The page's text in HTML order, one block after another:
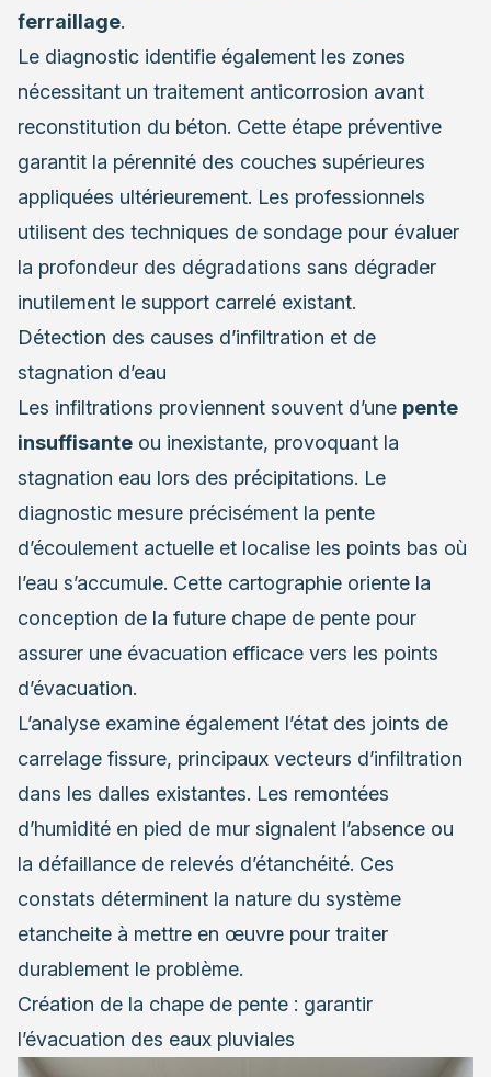
ferraillage.
Le diagnostic identifie également les zones
nécessitant un traitement anticorrosion avant
reconstitution du béton. Cette étape préventive
garantit la pérennité des couches supérieures
appliquées ultérieurement. Les professionnels
utilisent des techniques de sondage pour évaluer
la profondeur des dégradations sans dégrader
inutilement le support carrelé existant.
Détection des causes d’infiltration et de
stagnation d’eau
Les infiltrations proviennent souvent d’une pente
insuffisante ou inexistante, provoquant la
stagnation eau lors des précipitations. Le
diagnostic mesure précisément la pente
d’écoulement actuelle et localise les points bas où
l’eau s’accumule. Cette cartographie oriente la
conception de la future chape de pente pour
assurer une évacuation efficace vers les points
d’évacuation.
L’analyse examine également l’état des joints de
carrelage fissure, principaux vecteurs d’infiltration
dans les dalles existantes. Les remontées
d’humidité en pied de mur signalent l’absence ou
la défaillance de relevés d’étanchéité. Ces
constats déterminent la nature du système
etancheite à mettre en œuvre pour traiter
durablement le problème.
Création de la chape de pente : garantir
l’évacuation des eaux pluviales